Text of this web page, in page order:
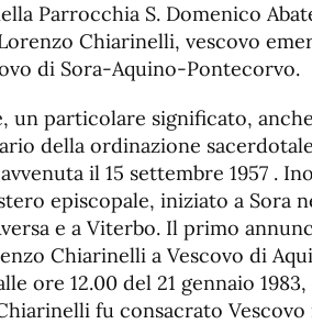
Parrocchia S. Domenico
Chiarinelli, vescovo
di Sora-Aquino-Pontecorvo.
un particolare significato,
della ordinazione
il 15 settembre 1957 .
episcopale, iniziato a Sora
e a Viterbo. Il primo
Chiarinelli a Vescovo di
ore 12.00 del 21 gennaio 1983,
fu consacrato Vescovo